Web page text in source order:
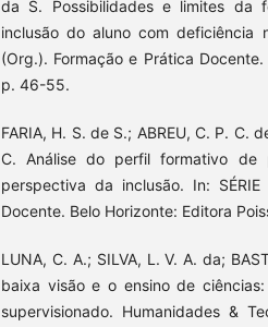
da S. Possibilidades e limites da
inclusão do aluno com deficiência
(Org.). Formação e Prática
p. 46-55.
FARIA, H. S. de S.; ABREU, C. P. C.
C. Análise do perfil formativo de
perspectiva da inclusão. In:
Docente. Belo Horizonte: Editora
LUNA, C. A.; SILVA, L. V. A. da;
baixa visão e o ensino de
supervisionado. Humanidades &